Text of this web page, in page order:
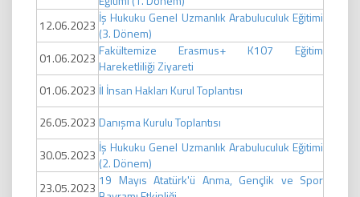
12.06.2023 İş Hukuku Genel Uzmanlık Arabuluculuk Eğitimi
(3. Dönem)
01.06.2023 Fakültemize Erasmus+ K107 Eğitim
Hareketliliği Ziyareti
01.06.2023 İl İnsan Hakları Kurul Toplantısı
26.05.2023 Danışma Kurulu Toplantısı
30.05.2023 İş Hukuku Genel Uzmanlık Arabuluculuk Eğitimi
(2. Dönem)
23.05.2023 19 Mayıs Atatürk'ü Anma, Gençlik ve Spor